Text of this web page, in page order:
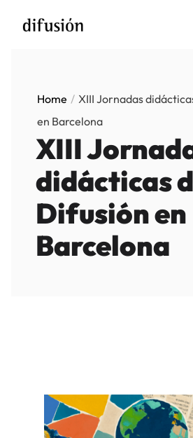
Home
XIII Jornadas
en Barcelona
XIII
didácticas
Difusión en
Barcelona